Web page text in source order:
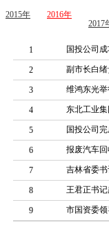
2015年
2016年
2017
1 国投公司
2 副市长白
3 维鸿东光
4 东北工业
5 国投公司
6 报废汽车
7 吉林省委
8 王君正书
9 市国资委